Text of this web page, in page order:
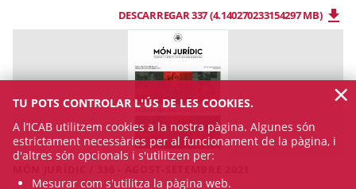
DESCARREGAR 337 (4.140270233154297 MB)
TU POTS CONTROLAR L'ÚS DE LES COOKIES.
A l’ICAB utilitzem cookies a la nostra pàgina. Algunes són
estrictament necessàries per al funcionament de la pàgina, i
d'altres són opcionals i s'utilitzen per:
Mesurar com s'utilitza la pàgina web.
×